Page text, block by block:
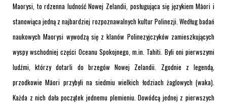
Maorysi, to rdzenna ludność Nowej Zelandii, posługująca się językiem Māori i
stanowiąca jedną z najbardziej rozpoznawalnych kultur Polinezji. Według badań
naukowych Maorysi wywodzą się z klanów Polinezyjczyków zamieszkujących
wyspy wschodniej części Oceanu Spokojnego, m.in. Tahiti. Byli oni pierwszymi
ludźmi, którzy dotarli do brzegów Nowej Zelandii. Zgodnie z legendą,
przodkowie Māori przybyli na siedmiu wielkich łodziach żaglowych (waka).
Każda z nich dała początek jednemu plemieniu. Dowódcą jednej z pierwszych